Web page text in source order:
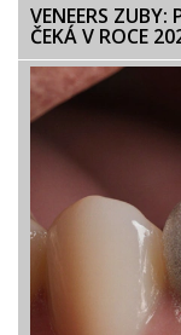
VENEERS
ČEKÁ V ROCE